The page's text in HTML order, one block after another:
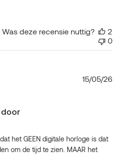
Was deze recensie nuttig?
2
0
het GEEN digitale horloge is dat
om de tijd te zien. MAAR het
15/05/26